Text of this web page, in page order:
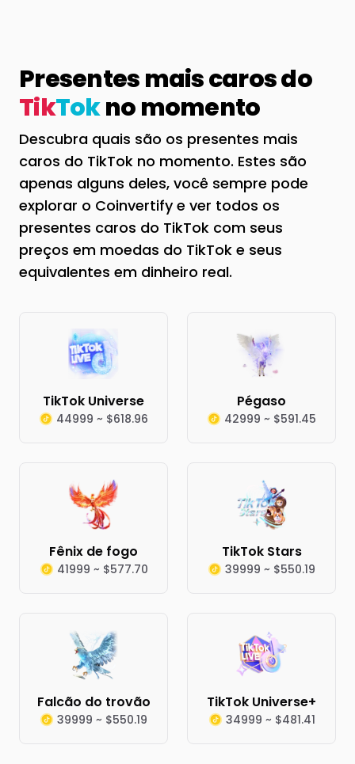
Presentes mais caros do
TikTokno momento
Descubra quais são os presentes mais
caros do TikTok no momento. Estes são
apenas alguns deles, você sempre pode
explorar o Coinvertify e ver todos os
presentes caros do TikTok com seus
preços em moedas do TikTok e seus
equivalentes em dinheiro real.
TikTok Universe
44999 ~ $618.96
Pégaso
42999 ~ $591.45
Fênix de fogo
41999 ~ $577.70
TikTok Stars
39999 ~ $550.19
Falcão do trovão
39999 ~ $550.19
TikTok Universe+
34999 ~ $481.41